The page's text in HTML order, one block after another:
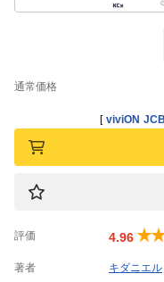
通常価格
[ viviON
評価 4.96
著者 キダニエル